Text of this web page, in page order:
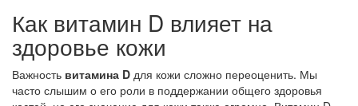
Как витамин D влияет на
здоровье кожи
Важность витамина D для кожи сложно переоценить. Мы
часто слышим о его роли в поддержании общего здоровья